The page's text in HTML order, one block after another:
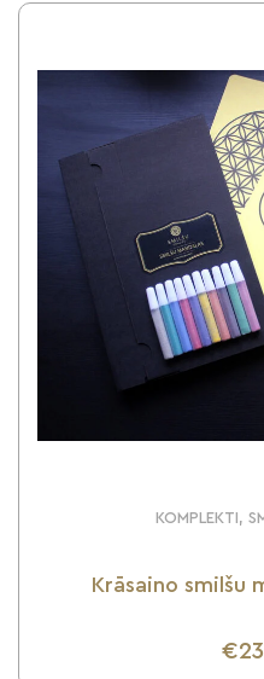
KOMPLEKTI,
Krāsaino smilšu